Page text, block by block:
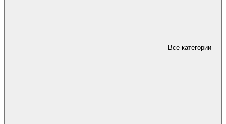
Все категории